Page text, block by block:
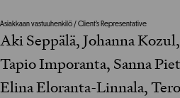
Asiakkaan vastuuhenkilö / Client’s Representative
Aki Seppälä, Johanna
Tapio Imporanta, Sanna
Elina Eloranta-Linnala,